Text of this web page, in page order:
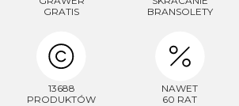
GRATIS
BRANSOLETY
13688
PRODUKTÓW
NAWET
60 RAT